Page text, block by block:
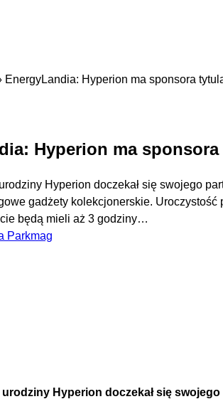
EnergyLandia: Hyperion ma sponsora
Hyperion ma
Hyperion doczekał się swojego
gadżety kolekcjonerskie.
będą mieli aż 3 godziny…
Parkmag
Hyperion doczekał się